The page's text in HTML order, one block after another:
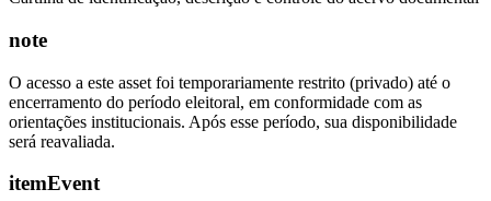
note
O acesso a este asset foi temporariamente restrito (privado) até o
encerramento do período eleitoral, em conformidade com as
orientações institucionais. Após esse período, sua disponibilidade
será reavaliada.
itemEvent